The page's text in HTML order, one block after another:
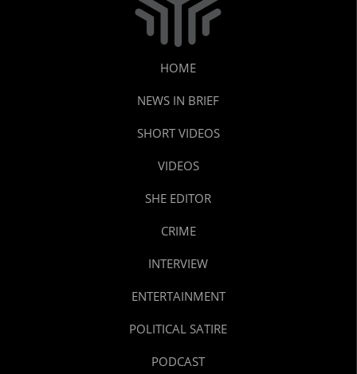
HOME
NEWS IN BRIEF
SHORT VIDEOS
VIDEOS
SHE EDITOR
CRIME
INTERVIEW
ENTERTAINMENT
POLITICAL SATIRE
PODCAST